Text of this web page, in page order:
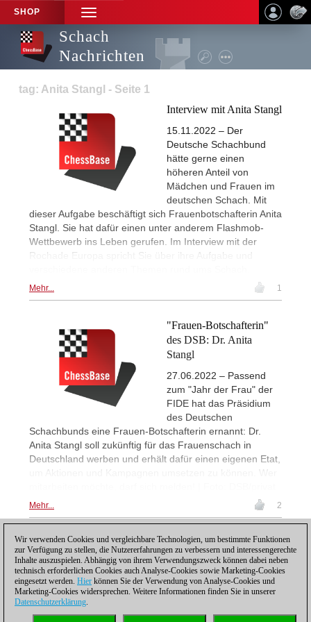
SHOP
TOGGLE
NAVIGATION
Schach
Nachrichten
tag: Anita Stangl - Seite 1
Interview mit Anita Stangl
15.11.2022 – Der
Deutsche Schachbund
hätte gerne einen
höheren Anteil von
Mädchen und Frauen im
deutschen Schach. Mit
dieser Aufgabe beschäftigt sich Frauenbotschafterin Anita
Stangl. Sie hat dafür einen unter anderem Flashmob-
Wettbewerb ins Leben gerufen. Im Interview mit der
Rochade Europa spricht Sie über ihre Aufgabe und
Mehr... 1
"Frauen-Botschafterin"
des DSB: Dr. Anita
Stangl
27.06.2022 – Passend
zum "Jahr der Frau" der
FIDE hat das Präsidium
des Deutschen
Schachbunds eine Frauen-Botschafterin ernannt: Dr.
Anita Stangl soll zukünftig für das Frauenschach in
Deutschland werben und erhält dafür einen eigenen Etat,
um Aktionen und Kampagnen umsetzen zu können. Wer
Mehr... 2
1
Wir verwenden Cookies und vergleichbare Technologien, um bestimmte Funktionen
zur Verfügung zu stellen, die Nutzererfahrungen zu verbessern und interessengerechte
Inhalte auszuspielen. Abhängig von ihrem Verwendungszweck können dabei neben
technisch erforderlichen Cookies auch Analyse-Cookies sowie Marketing-Cookies
eingesetzt werden. Hier können Sie der Verwendung von Analyse-Cookies und
Marketing-Cookies widersprechen. Weitere Informationen finden Sie in unserer
Datenschutzerklärung.